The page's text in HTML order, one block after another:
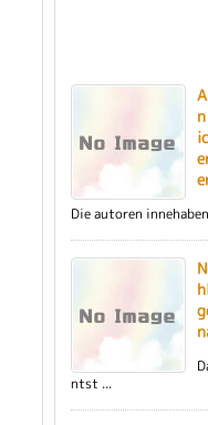
Die autoren
ntst ...